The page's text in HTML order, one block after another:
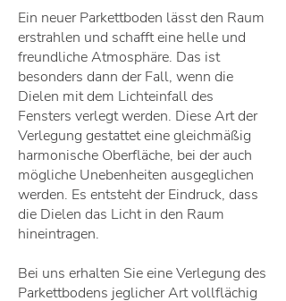
Ein neuer Parkettboden lässt den Raum
erstrahlen und schafft eine helle und
freundliche Atmosphäre. Das ist
besonders dann der Fall, wenn die
Dielen mit dem Lichteinfall des
Fensters verlegt werden. Diese Art der
Verlegung gestattet eine gleichmäßig
harmonische Oberfläche, bei der auch
mögliche Unebenheiten ausgeglichen
werden. Es entsteht der Eindruck, dass
die Dielen das Licht in den Raum
hineintragen.
Bei uns erhalten Sie eine Verlegung des
Parkettbodens jeglicher Art vollflächig